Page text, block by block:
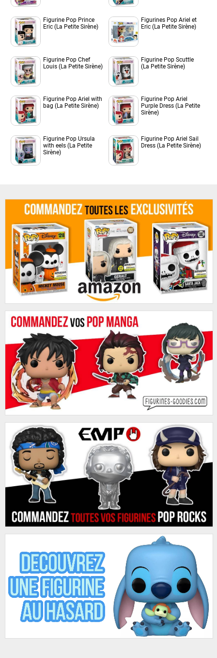
Figurine Pop Prince
Eric (La Petite Sirène)
Figurines Pop Ariel et
Eric (La Petite Sirène)
Figurine Pop Chef
Louis (La Petite Sirène)
Figurine Pop Scuttle
(La Petite Sirène)
Figurine Pop Ariel with
bag (La Petite Sirène)
Figurine Pop Ariel
Purple Dress (La Petite
Sirène)
Figurine Pop Ursula
with eels (La Petite
Sirène)
Figurine Pop Ariel Sail
Dress (La Petite Sirène)